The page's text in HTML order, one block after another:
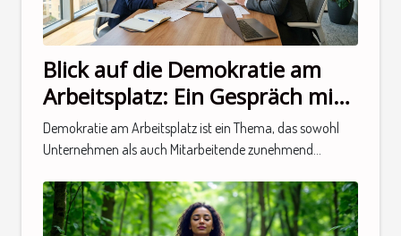
Blick auf die Demokratie am
Arbeitsplatz: Ein Gespräch mit
einem Experten
Demokratie am Arbeitsplatz ist ein Thema, das sowohl
Unternehmen als auch Mitarbeitende zunehmend...